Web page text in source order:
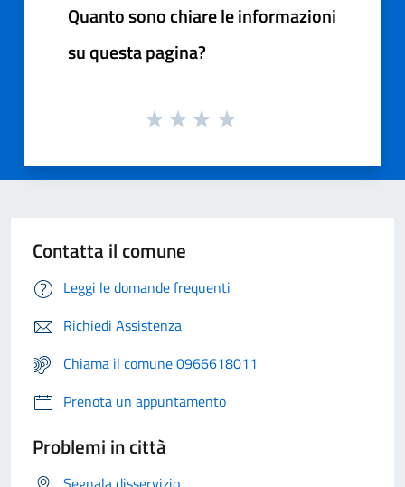
Quanto sono chiare le informazioni
su questa pagina?
Contatta il comune
Leggi le domande frequenti
Richiedi Assistenza
Chiama il comune 0966618011
Prenota un appuntamento
Problemi in città